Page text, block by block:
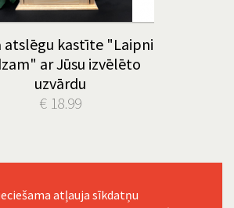
atslēgu kastīte "Laipni
ar Jūsu izvēlēto
uzvārdu
€ 18.99
atļauja sīkdatņu